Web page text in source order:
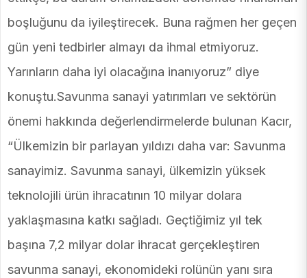
boşluğunu da iyileştirecek. Buna rağmen her geçen
gün yeni tedbirler almayı da ihmal etmiyoruz.
Yarınların daha iyi olacağına inanıyoruz” diye
konuştu.Savunma sanayi yatırımları ve sektörün
önemi hakkında değerlendirmelerde bulunan Kacır,
“Ülkemizin bir parlayan yıldızı daha var: Savunma
sanayimiz. Savunma sanayi, ülkemizin yüksek
teknolojili ürün ihracatının 10 milyar dolara
yaklaşmasına katkı sağladı. Geçtiğimiz yıl tek
başına 7,2 milyar dolar ihracat gerçekleştiren
savunma sanayi, ekonomideki rolünün yanı sıra